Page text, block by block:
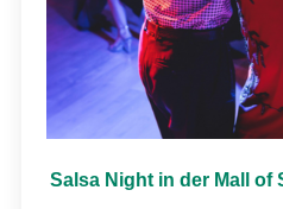
Salsa Night in der Mall of